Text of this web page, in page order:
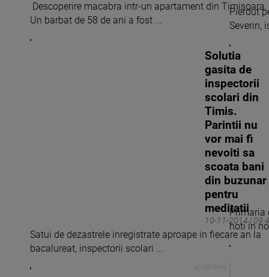
Descoperire macabra intr-un apartament din Timisoara.
Un barbat de 58 de ani a fost ...
10-11-2014 |
Solutia
gasita de
inspectorii
scolari din
Timis.
Parintii nu
vor mai fi
nevoiti sa
scoata bani
din buzunar
pentru
meditatii
Satui de dezastrele inregistrate aproape in fiecare an la
bacalureat, inspectorii scolari ...
Pierdut
Severin,
Primaria
hoti in